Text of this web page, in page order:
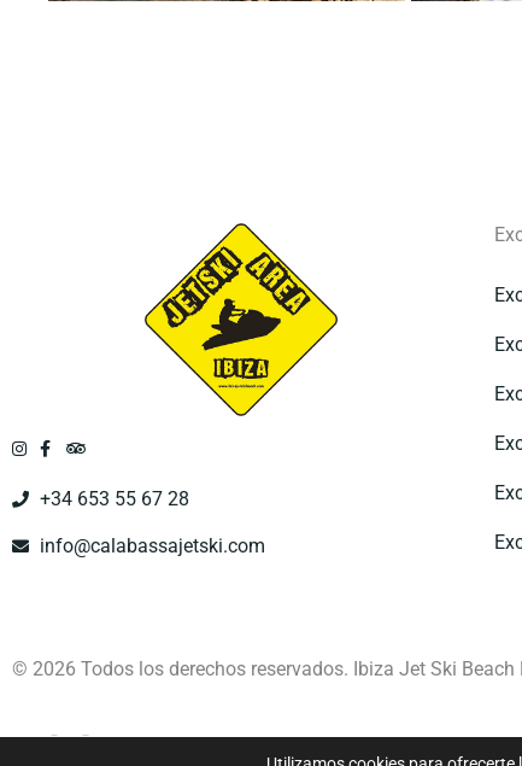
+34 653 55 67 28
info@calabassajetski.com
© 2026 Todos los derechos reservados. Ibiza Jet Ski Beach